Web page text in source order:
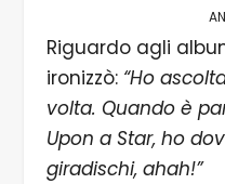
Riguardo agli
ironizzò: “Ho
volta. Quando è
Upon a Star, ho
giradischi, ahah!”